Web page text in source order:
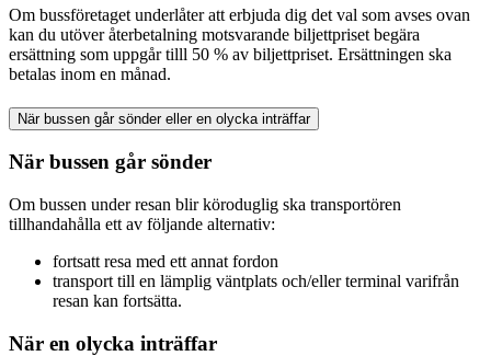
Om bussföretaget underlåter att erbjuda dig det val som avses ovan
kan du utöver återbetalning motsvarande biljettpriset begära
ersättning som uppgår tilll 50 % av biljettpriset. Ersättningen ska
betalas inom en månad.
När bussen går sönder eller en olycka inträffar
När bussen går sönder
Om bussen under resan blir köroduglig ska transportören
tillhandahålla ett av följande alternativ:
fortsatt resa med ett annat fordon
transport till en lämplig väntplats och/eller terminal varifrån
resan kan fortsätta.
När en olycka inträffar